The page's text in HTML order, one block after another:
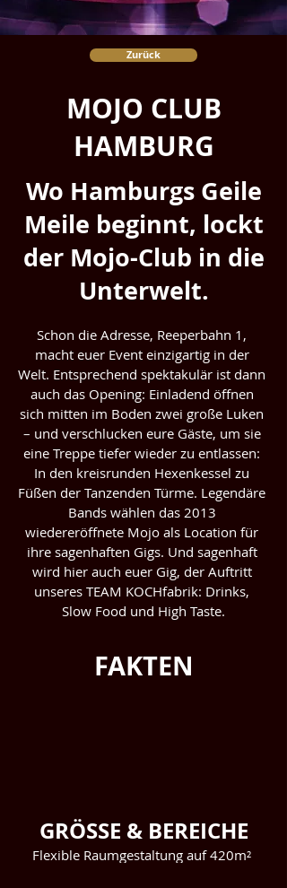
Zurück
MOJO CLUB
HAMBURG
Wo Hamburgs Geile
Meile beginnt, lockt
der Mojo-Club in die
Unterwelt.
Schon die Adresse, Reeperbahn 1,
macht euer Event einzigartig in der
Welt. Entsprechend spektakulär ist dann
auch das Opening: Einladend öffnen
sich mitten im Boden zwei große Luken
– und verschlucken eure Gäste, um sie
eine Treppe tiefer wieder zu entlassen:
In den kreisrunden Hexenkessel zu
Füßen der Tanzenden Türme. Legendäre
Bands wählen das 2013
wiedereröffnete Mojo als Location für
ihre sagenhaften Gigs. Und sagenhaft
wird hier auch euer Gig, der Auftritt
unseres TEAM KOCHfabrik: Drinks,
Slow Food und High Taste.
FAKTEN
GRÖSSE & BEREICHE
Flexible Raumgestaltung auf 420m²